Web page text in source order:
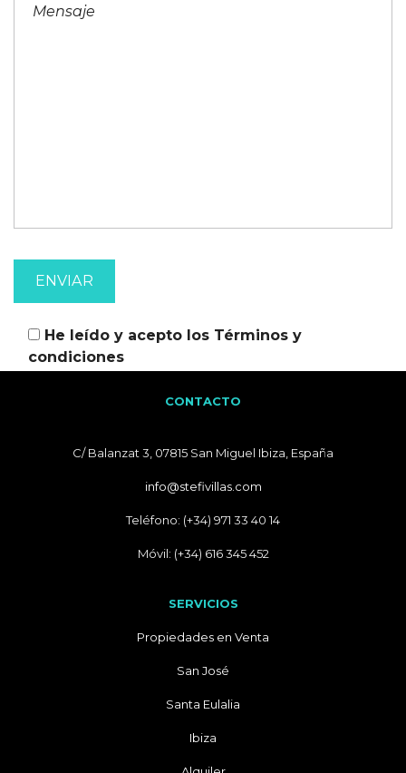
He leído y acepto los Términos y
condiciones
CONTACTO
C/ Balanzat 3, 07815 San Miguel Ibiza, España
info@stefivillas.com
Teléfono: (+34) 971 33 40 14
Móvil: (+34) 616 345 452
SERVICIOS
Propiedades en Venta
San José
Santa Eulalia
Ibiza